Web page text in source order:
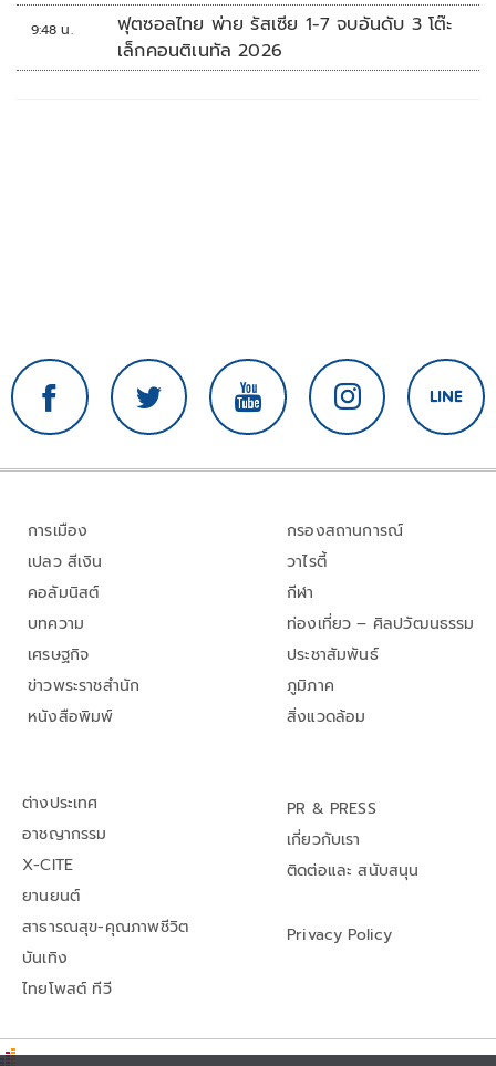
9:48 น.
ฟุตซอลไทย พ่าย รัสเซีย 1-7 จบอันดับ 3 โต๊ะ
เล็กคอนติเนทัล 2026
การเมือง
เปลว สีเงิน
คอลัมนิสต์
บทความ
เศรษฐกิจ
ข่าวพระราชสำนัก
หนังสือพิมพ์
กรองสถานการณ์
วาไรตี้
กีฬา
ท่องเที่ยว – ศิลปวัฒนธรรม
ประชาสัมพันธ์
ภูมิภาค
สิ่งแวดล้อม
ต่างประเทศ
อาชญากรรม
X-CITE
ยานยนต์
สาธารณสุข-คุณภาพชีวิต
บันเทิง
ไทยโพสต์ ทีวี
PR & PRESS
เกี่ยวกับเรา
ติดต่อและ สนับสนุน
Privacy Policy